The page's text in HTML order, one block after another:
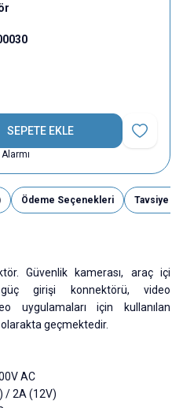
SEPETE EKLE
Favoriye
Ödeme Seçenekleri Tavsiye Et
Güvenlik kamerası, araç içi
girişi konnektörü, video
uygulamalarıiçin kullanılan
geçmektedir.
AC
/ 2A (12V)